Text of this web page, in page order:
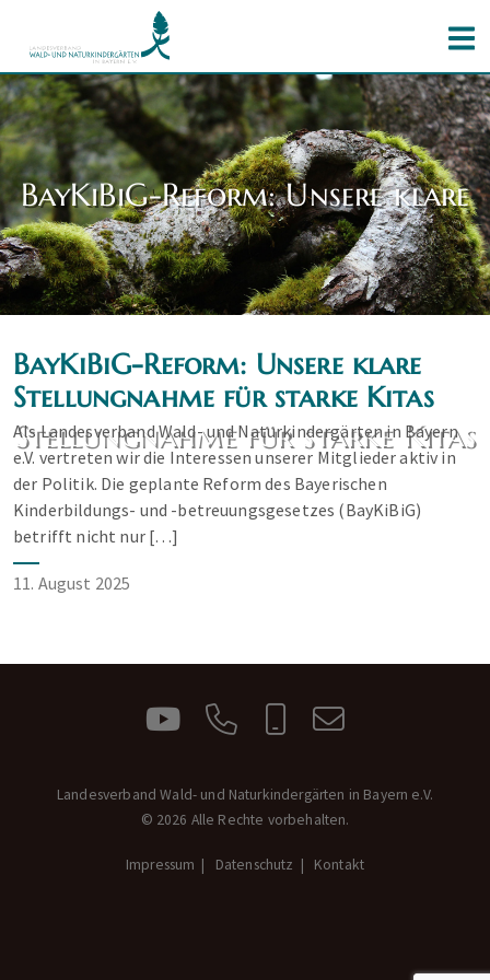
BayKiBiG-Reform: Unsere klare
Stellungnahme für starke Kitas
BayKiBiG-Reform: Unsere klare
Stellungnahme für starke Kitas
Als Landesverband Wald- und Naturkindergärten in Bayern
e.V. vertreten wir die Interessen unserer Mitglieder aktiv in
der Politik. Die geplante Reform des Bayerischen
Kinderbildungs- und -betreuungsgesetzes (BayKiBiG)
betrifft nicht nur […]
11. August 2025
Landesverband Wald- und Naturkindergärten in Bayern e.V.
© 2026 Alle Rechte vorbehalten.
Impressum Datenschutz Kontakt